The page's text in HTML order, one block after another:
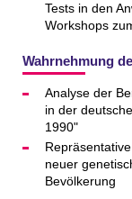
Tests in den
Workshops
Wahrnehmung
Analyse der
in der
1990"
neuer
Bevölkerung